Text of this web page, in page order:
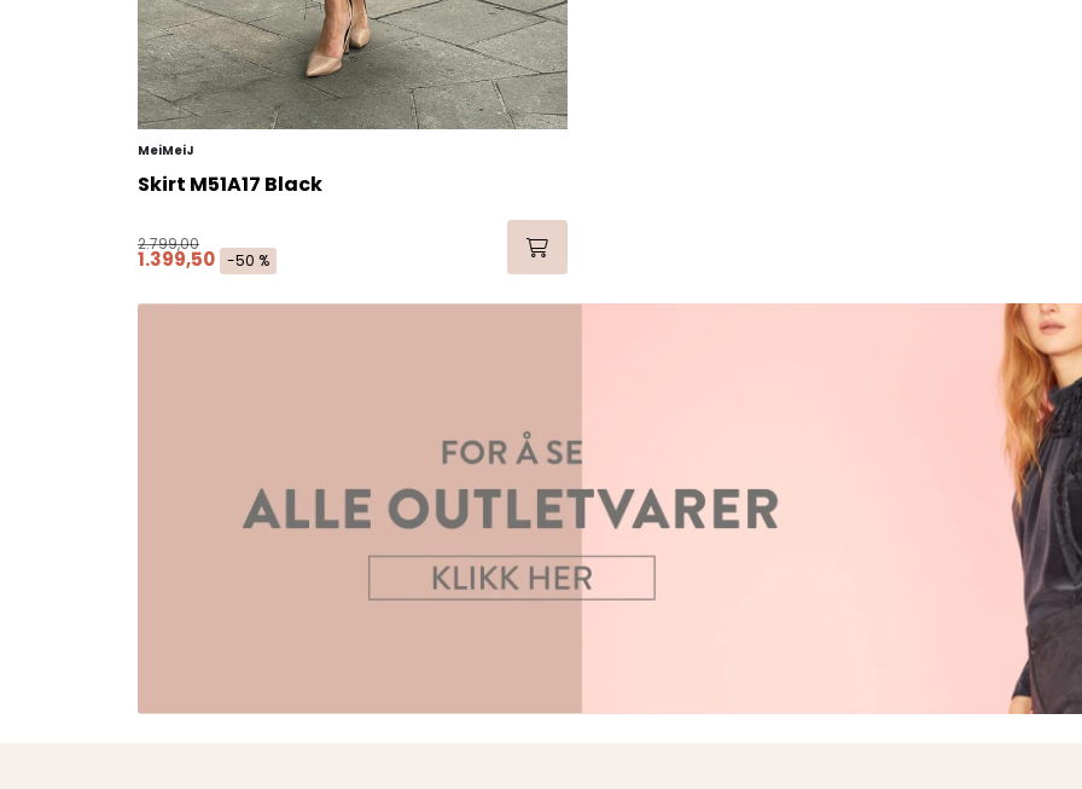
MeiMeiJ
Skirt M51A17 Black
2.799,00
1.399,50 -50 %